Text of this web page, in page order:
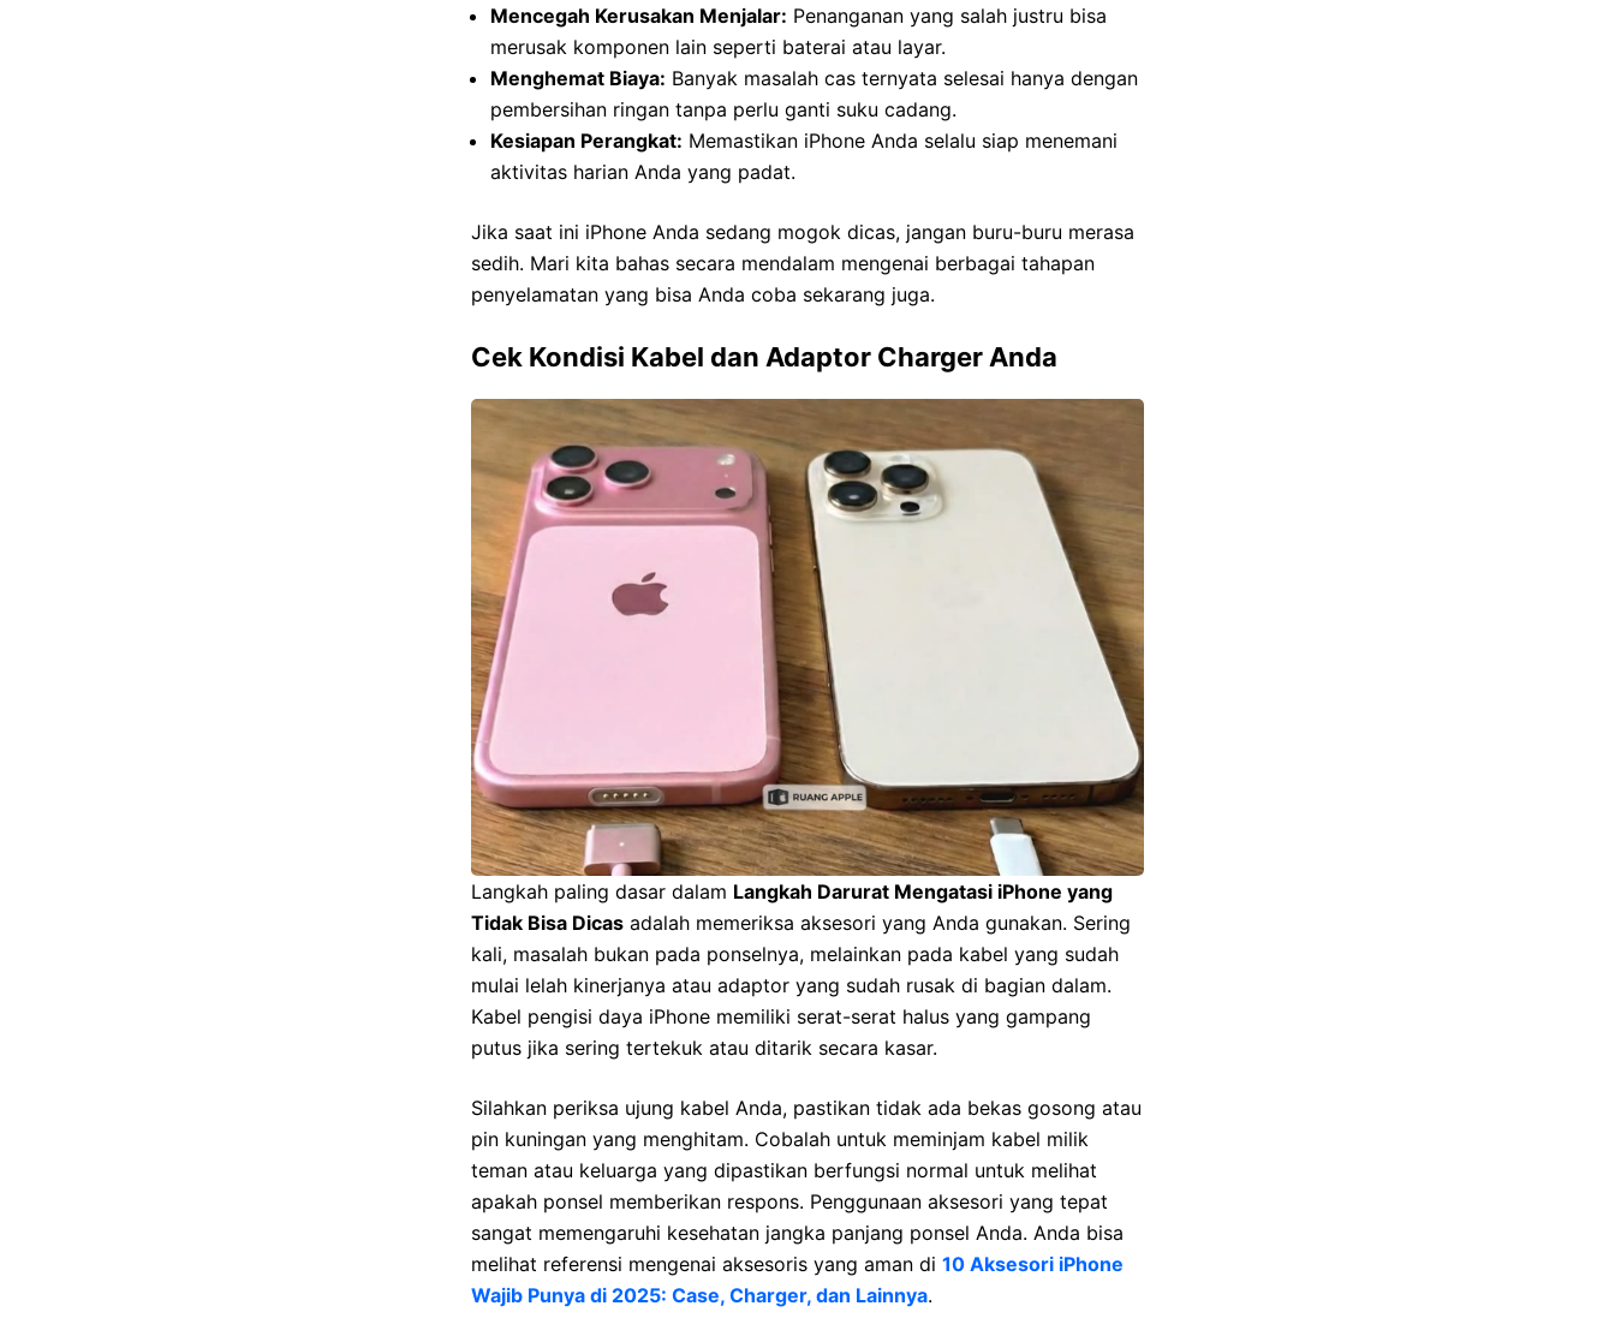
Mencegah Kerusakan Menjalar: Penanganan yang salah justru bisa
merusak komponen lain seperti baterai atau layar.
Menghemat Biaya: Banyak masalah cas ternyata selesai hanya dengan
pembersihan ringan tanpa perlu ganti suku cadang.
Kesiapan Perangkat: Memastikan iPhone Anda selalu siap menemani
aktivitas harian Anda yang padat.
Jika saat ini iPhone Anda sedang mogok dicas, jangan buru-buru merasa
sedih. Mari kita bahas secara mendalam mengenai berbagai tahapan
penyelamatan yang bisa Anda coba sekarang juga.
Cek Kondisi Kabel dan Adaptor Charger Anda
Langkah paling dasar dalam Langkah Darurat Mengatasi iPhone yang
Tidak Bisa Dicas adalah memeriksa aksesori yang Anda gunakan. Sering
kali, masalah bukan pada ponselnya, melainkan pada kabel yang sudah
mulai lelah kinerjanya atau adaptor yang sudah rusak di bagian dalam.
Kabel pengisi daya iPhone memiliki serat-serat halus yang gampang
putus jika sering tertekuk atau ditarik secara kasar.
Silahkan periksa ujung kabel Anda, pastikan tidak ada bekas gosong atau
pin kuningan yang menghitam. Cobalah untuk meminjam kabel milik
teman atau keluarga yang dipastikan berfungsi normal untuk melihat
apakah ponsel memberikan respons. Penggunaan aksesori yang tepat
sangat memengaruhi kesehatan jangka panjang ponsel Anda. Anda bisa
melihat referensi mengenai aksesoris yang aman di 10 Aksesori iPhone
Wajib Punya di 2025: Case, Charger, dan Lainnya.